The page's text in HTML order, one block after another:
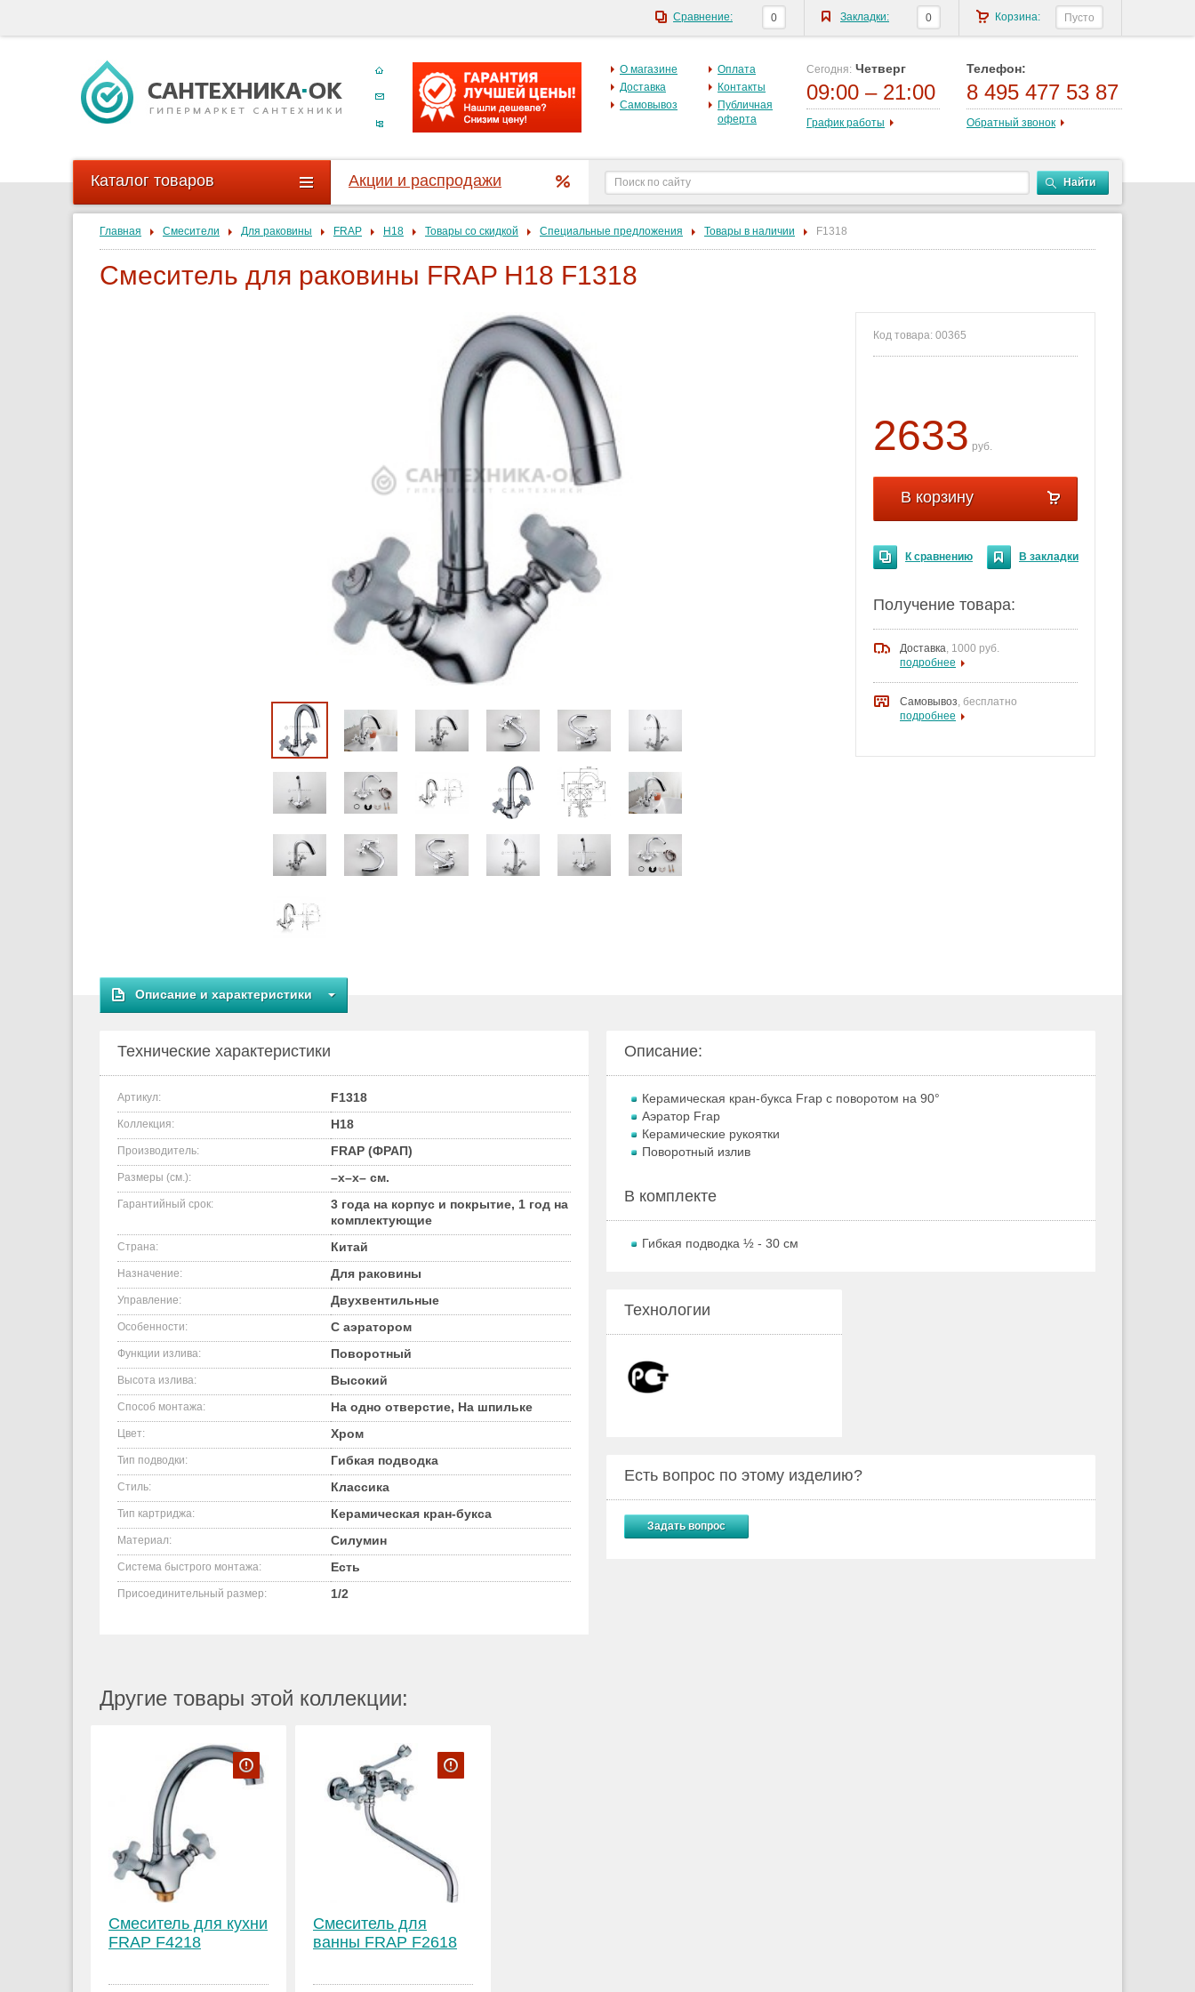
О магазине
Доставка
Самовывоз
Оплата
Контакты
Публичная
оферта
Сегодня: Четверг
09:00 – 21:00
График работы
Телефон:
8 495 477 53 87
Обратный звонок
Каталог товаров Акции и распродажи Найти
Главная Смесители Для раковины FRAP H18 Товары со скидкой Специальные предложения Товары в наличии F1318
Смеситель для раковины FRAP H18 F1318
Код товара: 00365
2633 руб.
В корзину
К сравнению В закладки
Получение товара:
Доставка, 1000 руб.
подробнее
Самовывоз, бесплатно
подробнее
Описание и характеристики
Технические характеристики
Артикул: F1318
Коллекция: H18
Производитель: FRAP (ФРАП)
Размеры (см.): –x–x– см.
Гарантийный срок:
3 года на корпус и покрытие, 1 год на
комплектующие
Страна: Китай
Назначение: Для раковины
Управление: Двухвентильные
Особенности: С аэратором
Функции излива: Поворотный
Высота излива: Высокий
Способ монтажа: На одно отверстие, На шпильке
Цвет: Хром
Тип подводки: Гибкая подводка
Стиль: Классика
Тип картриджа: Керамическая кран-букса
Материал: Силумин
Система быстрого монтажа: Есть
Присоединительный размер: 1/2
Описание:
Керамическая кран-букса Frap с поворотом на 90°
Аэратор Frap
Керамические рукоятки
Поворотный излив
В комплекте
Гибкая подводка ½ - 30 см
Технологии
Есть вопрос по этому изделию?
Задать вопрос
Другие товары этой коллекции:
Смеситель для кухни
FRAP F4218
Смеситель для
ванны FRAP F2618
Корзина: Пусто
Закладки: 0
Сравнение: 0